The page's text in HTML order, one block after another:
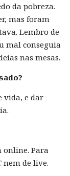
da pobreza.
mas foram
Lembro de
mal conseguia
nas mesas.
vida, e dar
online. Para
nem de live.